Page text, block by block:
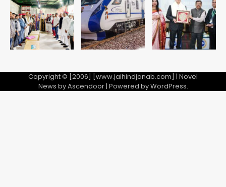
5
Team JHJ
Copyright © [2006] [www.jaihindjanab.com] | Novel
News byAscendoor| Powered byWordPress.